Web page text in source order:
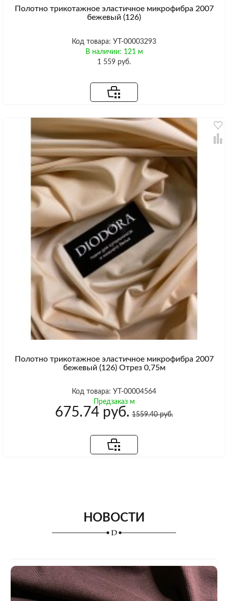
Полотно трикотажное эластичное микрофибра 2007
бежевый (126)
Код товара: УТ-00003293
В наличии: 121 м
1 559 руб.
Полотно трикотажное эластичное микрофибра 2007
бежевый (126) Отрез 0,75м
Код товара: УТ-00004564
Предзаказ м
675.74 руб. 1559.40 руб.
НОВОСТИ